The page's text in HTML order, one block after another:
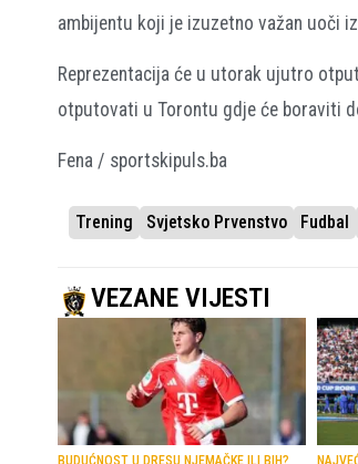
ambijentu koji je izuzetno važan uoči
Reprezentacija će u utorak ujutro
otputovati u Torontu gdje će boraviti
Fena / sportskipuls.ba
Trening Svjetsko Prvenstvo Fudbal
VEZANE VIJESTI
BUDUĆNOST U DRESU NJEMAČKE ILI BIH?